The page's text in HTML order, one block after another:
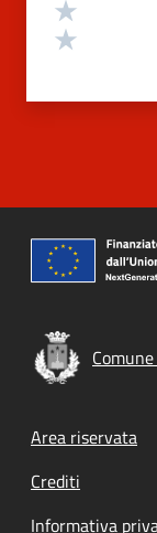
Footer
Area riservata
Crediti
Informativa